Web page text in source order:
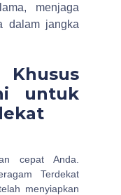
menjaga
dalam jangka
untuk
cepat Anda.
Terdekat
menyiapkan